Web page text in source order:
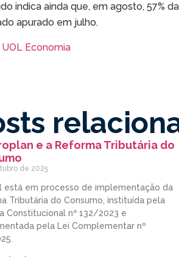
indica ainda que, em agosto, 57%
apurado em julho.
UOL Economia
e a Reforma Tributária do
de 2025
está em processo de implementação da
Tributária do Consumo, instituída pela
Constitucional nº 132/2023 e
pela Lei Complementar nº